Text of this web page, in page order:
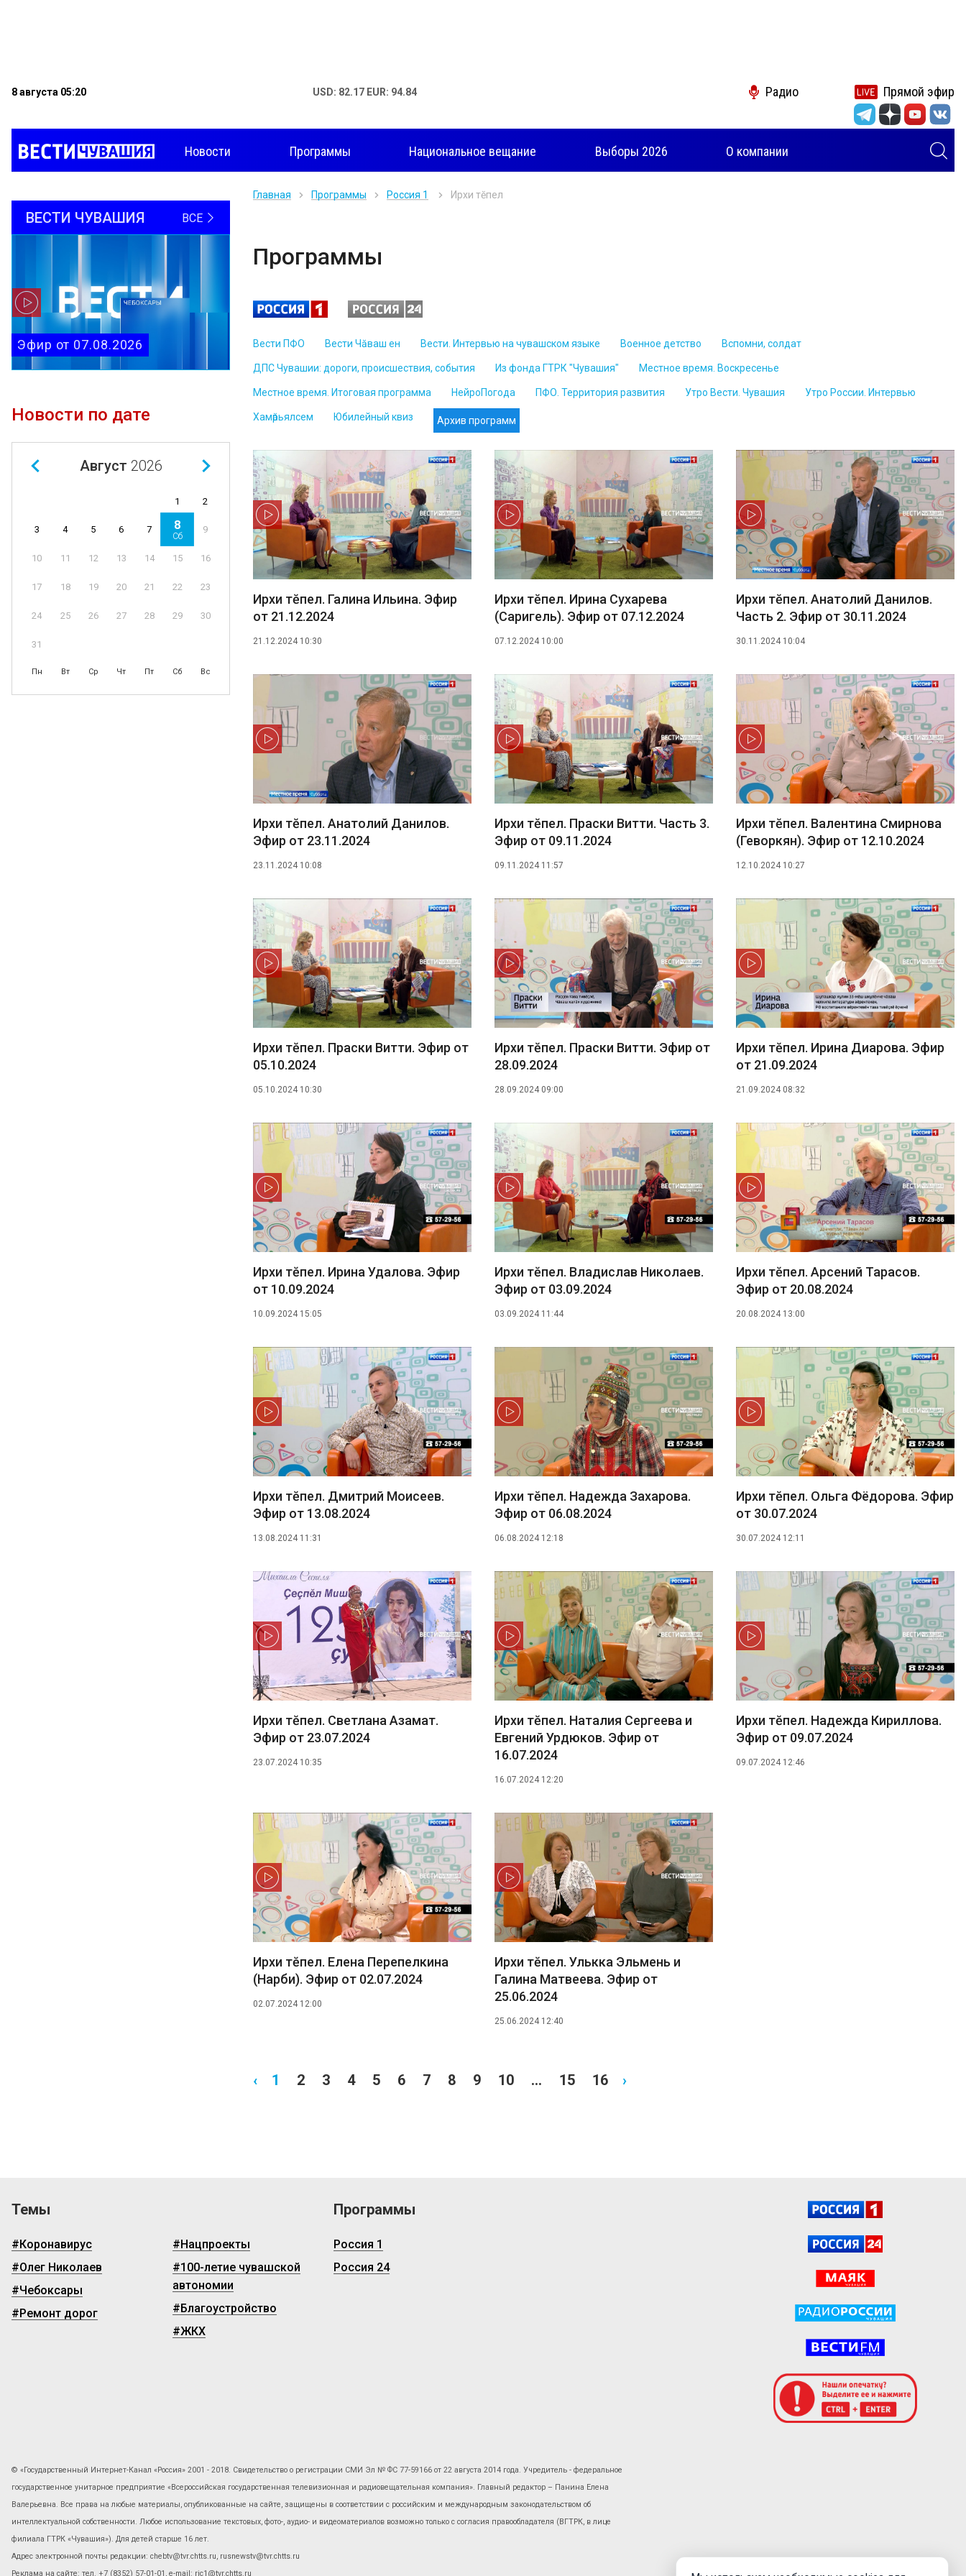
8 августа 05:20 USD: 82.17 EUR: 94.84 Радио Прямой эфир
Новости Программы Национальное вещание Выборы 2026 О компании
ВЕСТИ ЧУВАШИЯ ВСЕ
Эфир от 07.08.2026
Новости по дате
Август 2026
Пн Вт Ср Чт Пт Сб Вс
1 2
3 4 5 6 7 8
Сб
9
10 11 12 13 14 15 16
17 18 19 20 21 22 23
24 25 26 27 28 29 30
31
Главная Программы Россия 1 Ирхи тĕпел
Программы
Вести ПФО Вести Чăваш ен Вести. Интервью на чувашском языке Военное детство Вспомни, солдат
ДПС Чувашии: дороги, происшествия, события Из фонда ГТРК "Чувашия" Местное время. Воскресенье
Местное время. Итоговая программа НейроПогода ПФО. Территория развития Утро Вести. Чувашия Утро России. Интервью
Хамӑрьялсем Юбилейный квиз Архив программ
Ирхи тĕпел. Галина Ильина. Эфир
от 21.12.2024
21.12.2024 10:30
Ирхи тĕпел. Ирина Сухарева
(Саригель). Эфир от 07.12.2024
07.12.2024 10:00
Ирхи тĕпел. Анатолий Данилов.
Часть 2. Эфир от 30.11.2024
30.11.2024 10:04
Ирхи тĕпел. Анатолий Данилов.
Эфир от 23.11.2024
23.11.2024 10:08
Ирхи тĕпел. Праски Витти. Часть 3.
Эфир от 09.11.2024
09.11.2024 11:57
Ирхи тĕпел. Валентина Смирнова
(Геворкян). Эфир от 12.10.2024
12.10.2024 10:27
Ирхи тĕпел. Праски Витти. Эфир от
05.10.2024
05.10.2024 10:30
Ирхи тĕпел. Праски Витти. Эфир от
28.09.2024
28.09.2024 09:00
Ирхи тĕпел. Ирина Диарова. Эфир
от 21.09.2024
21.09.2024 08:32
Ирхи тĕпел. Ирина Удалова. Эфир
от 10.09.2024
10.09.2024 15:05
Ирхи тĕпел. Владислав Николаев.
Эфир от 03.09.2024
03.09.2024 11:44
Ирхи тĕпел. Арсений Тарасов.
Эфир от 20.08.2024
20.08.2024 13:00
Ирхи тĕпел. Дмитрий Моисеев.
Эфир от 13.08.2024
13.08.2024 11:31
Ирхи тĕпел. Надежда Захарова.
Эфир от 06.08.2024
06.08.2024 12:18
Ирхи тĕпел. Ольга Фёдорова. Эфир
от 30.07.2024
30.07.2024 12:11
Ирхи тĕпел. Светлана Азамат.
Эфир от 23.07.2024
23.07.2024 10:35
Ирхи тĕпел. Наталия Сергеева и
Евгений Урдюков. Эфир от
16.07.2024
16.07.2024 12:20
Ирхи тĕпел. Надежда Кириллова.
Эфир от 09.07.2024
09.07.2024 12:46
Ирхи тĕпел. Елена Перепелкина
(Нарби). Эфир от 02.07.2024
02.07.2024 12:00
Ирхи тĕпел. Улькка Эльмень и
Галина Матвеева. Эфир от
25.06.2024
25.06.2024 12:40
‹ 1 2 3 4 5 6 7 8 9 10 ... 15 16 ›
Темы
#Коронавирус
#Олег Николаев
#Чебоксары
#Ремонт дорог
#Нацпроекты
#100-летие чувашской
автономии
#Благоустройство
#ЖКХ
Программы
Россия 1
Россия 24
© «Государственный Интернет-Канал «Россия» 2001 - 2018. Свидетельство о регистрации СМИ Эл № ФС 77-59166 от 22 августа 2014 года. Учредитель - федеральное
государственное унитарное предприятие «Всероссийская государственная телевизионная и радиовещательная компания». Главный редактор – Панина Елена
Валерьевна. Все права на любые материалы, опубликованные на сайте, защищены в соответствии с российским и международным законодательством об
интеллектуальной собственности. Любое использование текстовых, фото-, аудио- и видеоматериалов возможно только с согласия правообладателя (ВГТРК, в лице
филиала ГТРК «Чувашия»). Для детей старше 16 лет.
Адрес электронной почты редакции: chebtv@tvr.chtts.ru, rusnewstv@tvr.chtts.ru
Реклама на сайте: тел. +7 (8352) 57-01-01, е-mail: ric1@tvr.chtts.ru